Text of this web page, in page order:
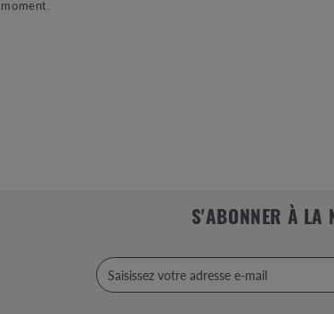
S'ABONNER À LA